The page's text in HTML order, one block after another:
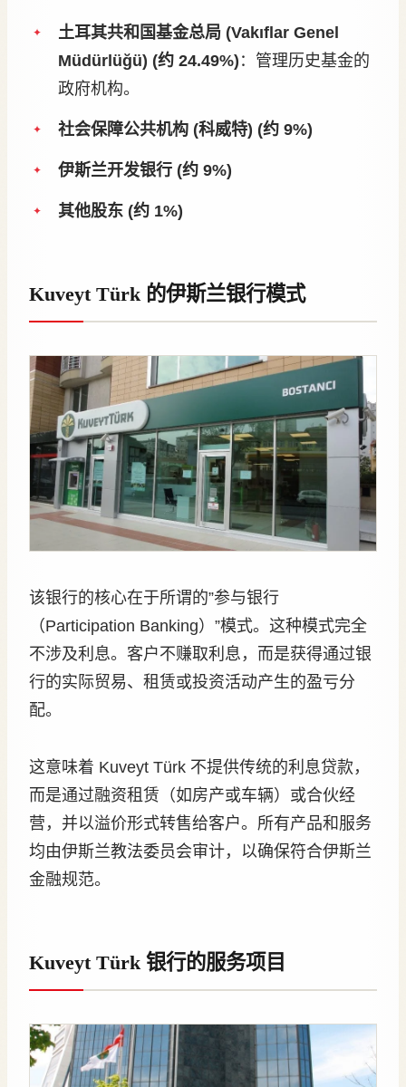
土耳其共和国基金总局 (Vakıflar Genel
Müdürlüğü) (约 24.49%) ：管理历史基金的
政府机构。
社会保障公共机构 (科威特) (约 9%)
伊斯兰开发银行 (约 9%)
其他股东 (约 1%)
Kuveyt Türk 的伊斯兰银行模式
该银行的核心在于所谓的”参与银行
（Participation Banking）”模式。这种模式完全
不涉及利息。客户不赚取利息，而是获得通过银
行的实际贸易、租赁或投资活动产生的盈亏分
配。
这意味着 Kuveyt Türk 不提供传统的利息贷款，
而是通过融资租赁（如房产或车辆）或合伙经
营，并以溢价形式转售给客户。所有产品和服务
均由伊斯兰教法委员会审计，以确保符合伊斯兰
金融规范。
Kuveyt Türk 银行的服务项目